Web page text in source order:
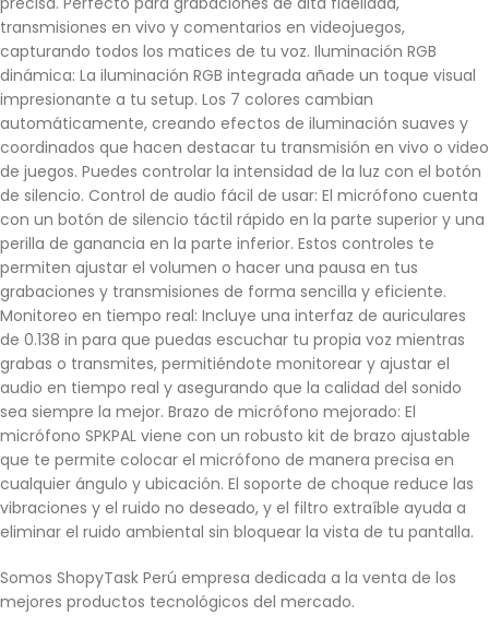
transmisiones en vivo y comentarios en videojuegos,
capturando todos los matices de tu voz. Iluminación RGB
dinámica: La iluminación RGB integrada añade un toque visual
impresionante a tu setup. Los 7 colores cambian
automáticamente, creando efectos de iluminación suaves y
coordinados que hacen destacar tu transmisión en vivo o video
de juegos. Puedes controlar la intensidad de la luz con el botón
de silencio. Control de audio fácil de usar: El micrófono cuenta
con un botón de silencio táctil rápido en la parte superior y una
perilla de ganancia en la parte inferior. Estos controles te
permiten ajustar el volumen o hacer una pausa en tus
grabaciones y transmisiones de forma sencilla y eficiente.
Monitoreo en tiempo real: Incluye una interfaz de auriculares
de 0.138 in para que puedas escuchar tu propia voz mientras
grabas o transmites, permitiéndote monitorear y ajustar el
audio en tiempo real y asegurando que la calidad del sonido
sea siempre la mejor. Brazo de micrófono mejorado: El
micrófono SPKPAL viene con un robusto kit de brazo ajustable
que te permite colocar el micrófono de manera precisa en
cualquier ángulo y ubicación. El soporte de choque reduce las
vibraciones y el ruido no deseado, y el filtro extraíble ayuda a
eliminar el ruido ambiental sin bloquear la vista de tu pantalla.
Somos ShopyTask Perú empresa dedicada a la venta de los
mejores productos tecnológicos del mercado.